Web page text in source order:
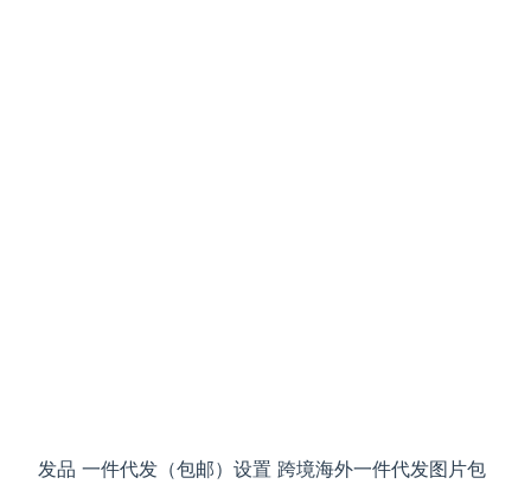
发品 一件代发（包邮）设置 跨境海外一件代发图片包